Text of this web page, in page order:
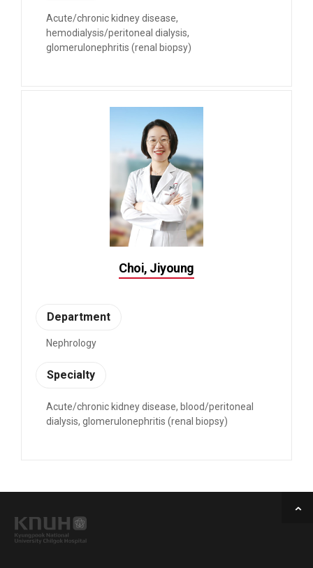
Acute/chronic kidney disease,
hemodialysis/peritoneal dialysis,
glomerulonephritis (renal biopsy)
Choi, Jiyoung
Department
Nephrology
Specialty
Acute/chronic kidney disease, blood/peritoneal
dialysis, glomerulonephritis (renal biopsy)